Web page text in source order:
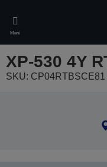
main
content
Meni
XP-530 4Y
SKU: CP04RTBSCE81